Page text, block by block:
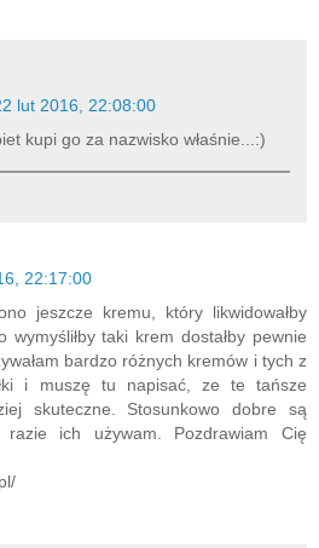
lut 2016, 22:08:00
kupi go za nazwisko właśnie...:)
22:17:00
jeszcze kremu, który likwidowałby
wymyśliłby taki krem dostałby pewnie
bardzo różnych kremów i tych z
i muszę tu napisać, ze te tańsze
skuteczne. Stosunkowo dobre są
ich używam. Pozdrawiam Cię